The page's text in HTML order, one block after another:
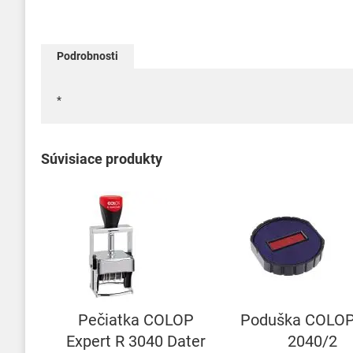
Podrobnosti
*
Súvisiace produkty
Pečiatka COLOP
Expert R 3040 Dater
Poduška
2040/2